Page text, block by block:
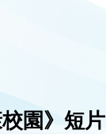
園》短片